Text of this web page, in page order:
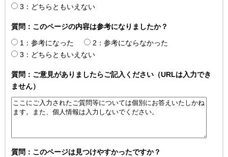
3：どちらともいえない
質問：このページの内容は参考になりましたか？
1：参考になった
2：参考にならなかった
3：どちらともいえない
質問：ご意見がありましたらご記入ください（URLは入力でき
ません）
質問：このページは見つけやすかったですか？